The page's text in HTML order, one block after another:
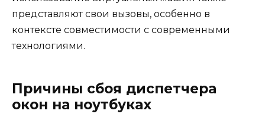
представляют свои вызовы, особенно в
контексте совместимости с современными
технологиями.
Причины сбоя диспетчера
окон на ноутбуках